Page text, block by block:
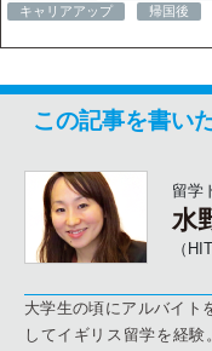
キャリアアップ
帰国後
この記事を書い
留学
水
（
大学生の頃にアルバイト
してイギリス留学を経